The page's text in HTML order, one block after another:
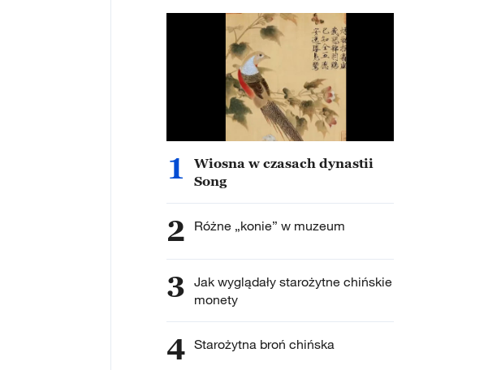
1
Wiosna w czasach dynastii
Song
2 Różne „konie” w muzeum
3 Jak wyglądały starożytne chińskie
monety
4 Starożytna broń chińska